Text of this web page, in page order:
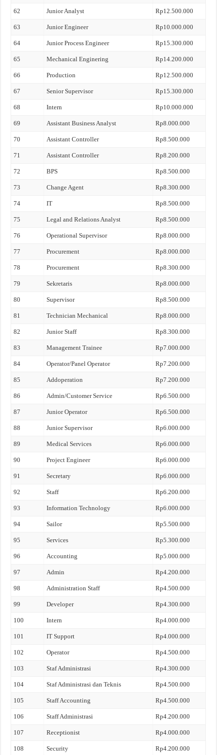
62 Junior Analyst Rp12.500.000
63 Junior Engineer Rp10.000.000
64 Junior Process Engineer Rp15.300.000
65 Mechanical Enginering Rp14.200.000
66 Production Rp12.500.000
67 Senior Supervisor Rp15.300.000
68 Intern Rp10.000.000
69 Assistant Business Analyst Rp8.000.000
70 Assistant Controller Rp8.500.000
71 Assistant Controller Rp8.200.000
72 BPS Rp8.500.000
73 Change Agent Rp8.300.000
74 IT Rp8.500.000
75 Legal and Relations Analyst Rp8.500.000
76 Operational Supervisor Rp8.000.000
77 Procurement Rp8.000.000
78 Procurement Rp8.300.000
79 Sekretaris Rp8.000.000
80 Supervisor Rp8.500.000
81 Technician Mechanical Rp8.000.000
82 Junior Staff Rp8.300.000
83 Management Trainee Rp7.000.000
84 Operator/Panel Operator Rp7.200.000
85 Addoperation Rp7.200.000
86 Admin/Customer Service Rp6.500.000
87 Junior Operator Rp6.500.000
88 Junior Supervisor Rp6.000.000
89 Medical Services Rp6.000.000
90 Project Engineer Rp6.000.000
91 Secretary Rp6.000.000
92 Staff Rp6.200.000
93 Information Technology Rp6.000.000
94 Sailor Rp5.500.000
95 Services Rp5.300.000
96 Accounting Rp5.000.000
97 Admin Rp4.200.000
98 Administration Staff Rp4.500.000
99 Developer Rp4.300.000
100 Intern Rp4.000.000
101 IT Support Rp4.000.000
102 Operator Rp4.500.000
103 Staf Administrasi Rp4.300.000
104 Staf Administrasi dan Teknis Rp4.500.000
105 Staff Accounting Rp4.500.000
106 Staff Administrasi Rp4.200.000
107 Receptionist Rp4.000.000
108 Security Rp4.200.000